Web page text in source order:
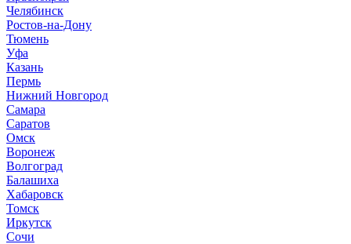
Челябинск
Ростов-на-Дону
Тюмень
Уфа
Казань
Пермь
Нижний Новгород
Самара
Саратов
Омск
Воронеж
Волгоград
Балашиха
Хабаровск
Томск
Иркутск
Сочи